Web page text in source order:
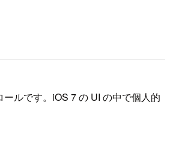
ルです。iOS 7 の UI の中で個人的